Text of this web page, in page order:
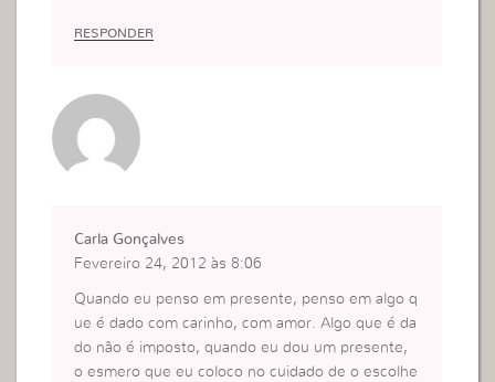
Que Deus te abençoe!
RESPONDER
Carla Gonçalves
Fevereiro 24, 2012 às 8:06
Quando eu penso em presente, penso em algo q
ue é dado com carinho, com amor. Algo que é da
do não é imposto, quando eu dou um presente,
o esmero que eu coloco no cuidado de o escolhe